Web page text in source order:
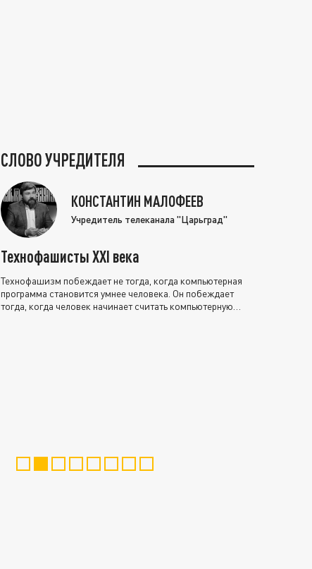
СЛОВО УЧРЕДИТЕЛЯ
КОНСТАНТИН МАЛОФЕЕВ
Учредитель телеканала "Царьград"
Технофашисты XXI века
Технофашизм побеждает не тогда, когда компьютерная
программа становится умнее человека. Он побеждает
тогда, когда человек начинает считать компьютерную